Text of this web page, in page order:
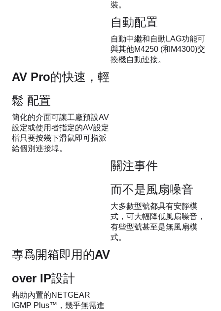
裝。
自動配置
自動中繼和自動LAG功能可
與其他M4250 (和M4300)交
換機自動連接。
AV Pro的快速，輕
鬆 配置
簡化的介面可讓工廠預設AV
設定或使用者指定的AV設定
檔只要按幾下滑鼠即可指派
給個別連接埠。
關注事件
而不是風扇噪音
大多數型號都具有安靜模
式，可大幅降低風扇噪音，
有些型號甚至是無風扇模
式。
專爲開箱即用的AV
over IP設計
藉助內置的NETGEAR
IGMP Plus™，幾乎無需進